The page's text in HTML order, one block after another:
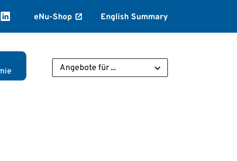
LinkedIn
eNu-Shop English Summary
Angebote für ...